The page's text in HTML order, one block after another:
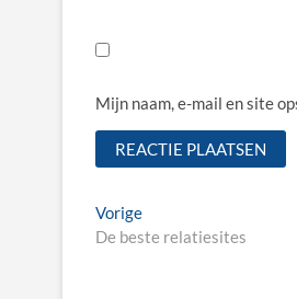
Mijn naam, e-mail en site
Bericht
navigatie
VorigeVorige
bericht:
De beste relatiesites